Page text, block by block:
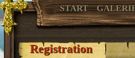
START
Registration